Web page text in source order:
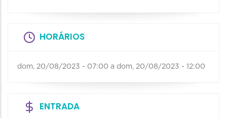
HORÁRIOS
dom, 20/08/2023 - 07:00 a dom, 20/08/2023 - 12:00
ENTRADA